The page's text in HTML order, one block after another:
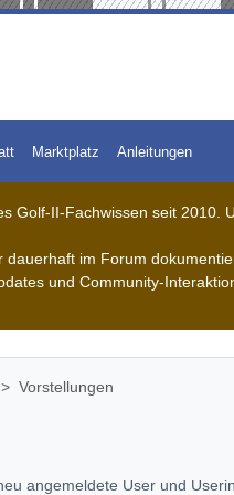
Marktplatz Anleitungen
Golf-II-Fachwissen seit 2010.
im Forum
und Community-
Vorstellungen
angemeldete User und